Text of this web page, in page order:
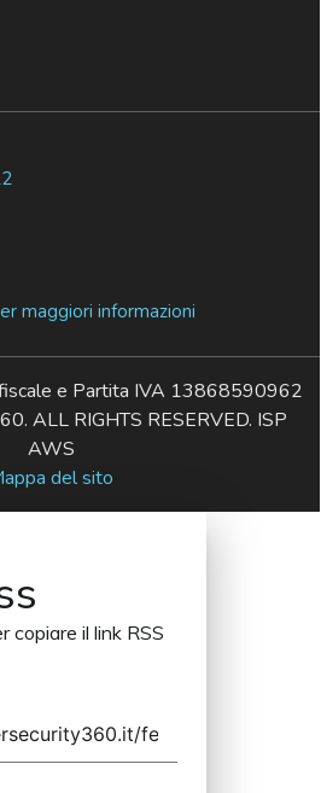
maggiori informazioni
e Partita IVA 13868590962
ALL RIGHTS RESERVED. ISP
AWS
del sito
copiare il link RSS